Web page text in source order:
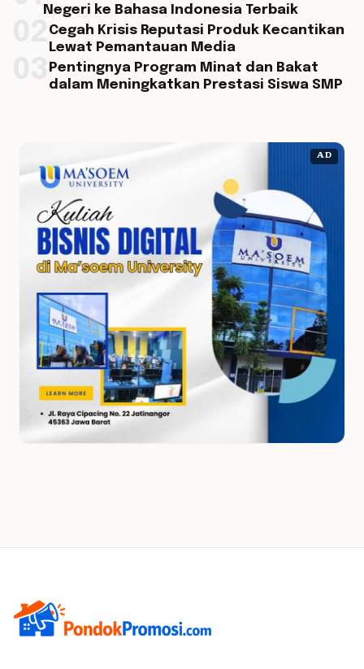
Negeri ke Bahasa Indonesia Terbaik
Cegah Krisis Reputasi Produk Kecantikan
Lewat Pemantauan Media
Pentingnya Program Minat dan Bakat
dalam Meningkatkan Prestasi Siswa SMP
AD